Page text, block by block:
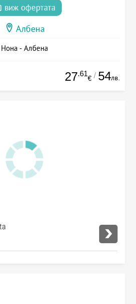
виж офертата
Албена
Нона - Албена
27.61
€ / 54лв.